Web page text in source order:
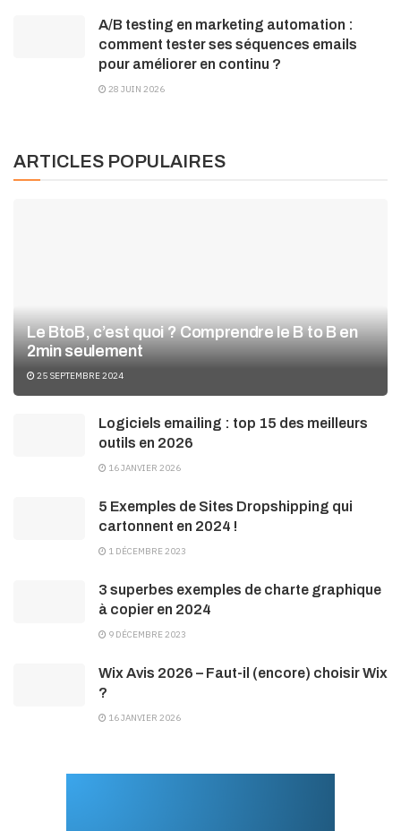
A/B testing en marketing automation :
comment tester ses séquences emails
pour améliorer en continu ?
28 JUIN 2026
ARTICLES POPULAIRES
Le BtoB, c’est quoi ? Comprendre le B to B en
2min seulement
25 SEPTEMBRE 2024
Logiciels emailing : top 15 des meilleurs
outils en 2026
16 JANVIER 2026
5 Exemples de Sites Dropshipping qui
cartonnent en 2024 !
1 DÉCEMBRE 2023
3 superbes exemples de charte graphique
à copier en 2024
9 DÉCEMBRE 2023
Wix Avis 2026 – Faut-il (encore) choisir Wix
?
16 JANVIER 2026